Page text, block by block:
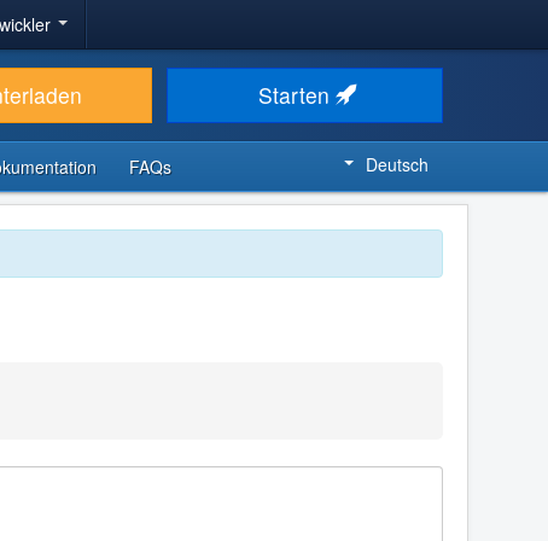
Starten
FAQs Deutsch